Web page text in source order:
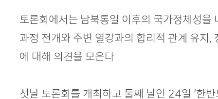
토론회에서는 남북통일 이후의 국가정체성을
과정 전개와 주변 열강과의 합리적 관계 유지,
에 대해 의견을 모은다
첫날 토론회를 개최하고 둘째 날인 24일 ‘한